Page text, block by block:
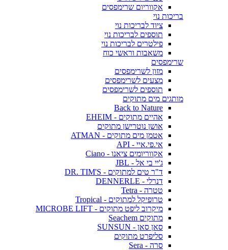
אקווריום שרימפסים
בריכות נוי
ציוד לבריכות נוי
תוספים לבריכות נוי
פילטרים לבריכות נוי
משאבות וראשי כוח
שרימפסים
מזון לשרימפסים
מצעים לשרימפסים
תוספים לשרימפסים
מותגים מים מתוקים
Back to Nature
אהיים מתוקים - EHEIM
אושן נוטרישן מתוקים
אטמן מים מתוקים - ATMAN
אי.פי.איי - API
אקווריומים ציאנו - Ciano
ג'יי בי אל - JBL
ד"ר טים למתוקים - DR. TIM'S
דנרלי - DENNERLE
טטרה - Tetra
טרופיקל למתוקים - Tropical
מיקרוב ליפט מתוקים - MICROBE LIFT
מתוקים Seachem
סאן סאן - SUNSUN
סליפרט מתוקים
סרה - Sera